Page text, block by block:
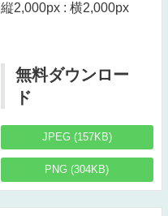
縦2,000px : 横2,000px
無料ダウンロー
ド
JPEG (157KB)
PNG (304KB)